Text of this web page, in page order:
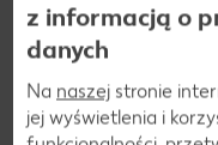
z informacją o
danych
Na naszej stronie
jej wyświetlenia i